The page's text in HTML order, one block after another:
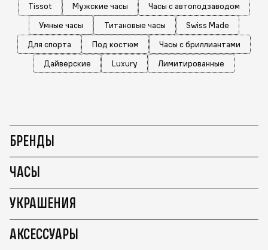
Tissot Мужские часы
Часы с автоподзаводом
Умные часы
Титановые часы
Swiss Made
Для спорта
Под костюм
Часы с бриллиантами
Дайверские
Luxury Лимитированные
БРЕНДЫ
ЧАСЫ
УКРАШЕНИЯ
АКСЕССУАРЫ